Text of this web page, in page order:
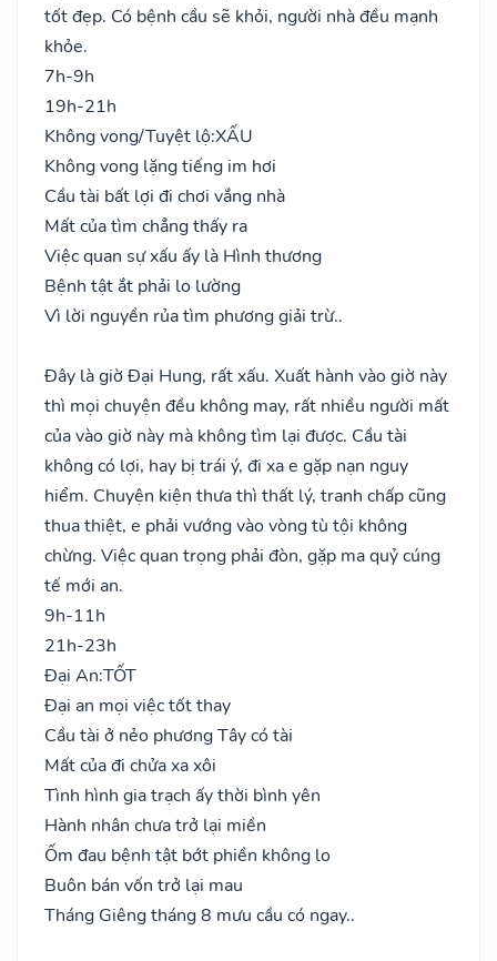
tốt đẹp. Có bệnh cầu sẽ khỏi, người nhà đều mạnh
khỏe.
7h-9h
19h-21h
Không vong/Tuyệt lộ:XẤU
Không vong lặng tiếng im hơi
Cầu tài bất lợi đi chơi vắng nhà
Mất của tìm chẳng thấy ra
Việc quan sự xấu ấy là Hình thương
Bệnh tật ắt phải lo lường
Vì lời nguyền rủa tìm phương giải trừ..
Đây là giờ Đại Hung, rất xấu. Xuất hành vào giờ này
thì mọi chuyện đều không may, rất nhiều người mất
của vào giờ này mà không tìm lại được. Cầu tài
không có lợi, hay bị trái ý, đi xa e gặp nạn nguy
hiểm. Chuyện kiện thưa thì thất lý, tranh chấp cũng
thua thiệt, e phải vướng vào vòng tù tội không
chừng. Việc quan trọng phải đòn, gặp ma quỷ cúng
tế mới an.
9h-11h
21h-23h
Đại An:TỐT
Đại an mọi việc tốt thay
Cầu tài ở nẻo phương Tây có tài
Mất của đi chửa xa xôi
Tình hình gia trạch ấy thời bình yên
Hành nhân chưa trở lại miền
Ốm đau bệnh tật bớt phiền không lo
Buôn bán vốn trở lại mau
Tháng Giêng tháng 8 mưu cầu có ngay..